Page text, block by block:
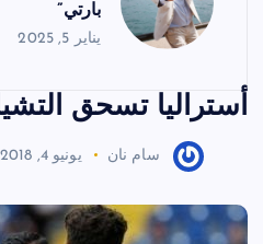
بارتي”
يناير 5, 2025
أستراليا تسحق
سام نان يونيو 4, 2018